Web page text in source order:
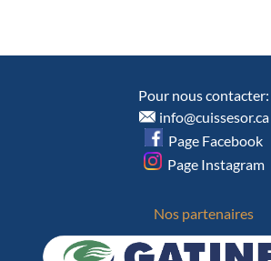
Nos partenaires
Pour nous contacter:
info@cuissesor.ca
Page Facebook
Page Instagram